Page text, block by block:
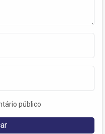
público